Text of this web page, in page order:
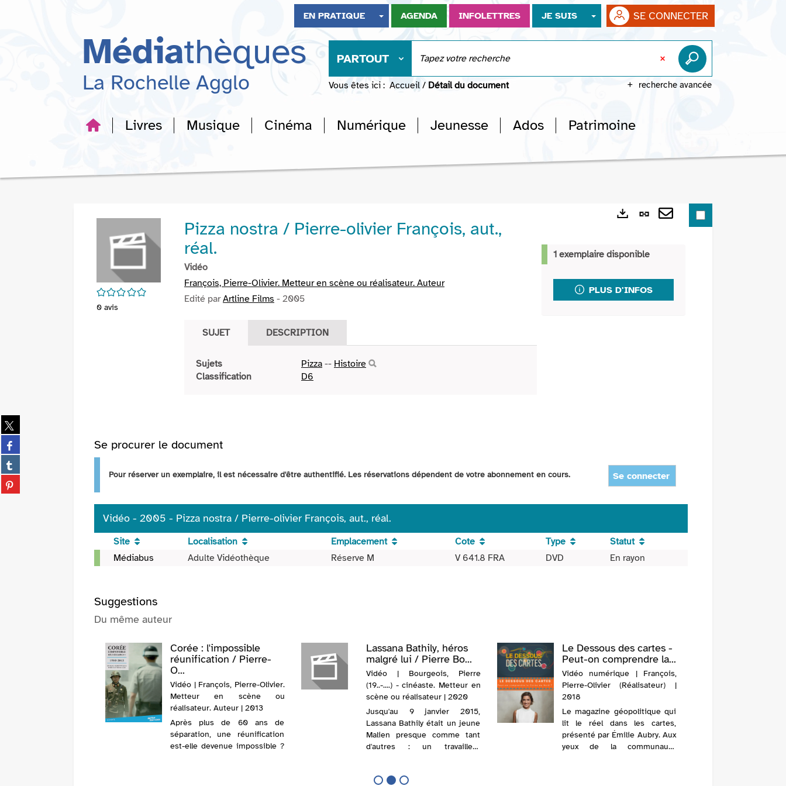
recherche
EN PRATIQUE AGENDA INFOLETTRES JE SUIS SE CONNECTER
Médiathèques
La Rochelle Agglo
PARTOUT
recherche avancée
Vous êtes ici : Accueil / Détail du document
Livres Musique Cinéma Numérique Jeunesse Ados Patrimoine
Partager
sur
twitter
(Nouvelle
fenêtre)
Partager
sur
facebook
(Nouvelle
fenêtre)
Partager
sur
tumblr
Partager
sur
/5
0 avis
Pizza nostra / Pierre-olivier François, aut.,
réal.
Vidéo
François, Pierre-Olivier. Metteur en scène ou réalisateur. Auteur
Edité parArtline Films - 2005
SUJET DESCRIPTION
Sujets Pizza -- Histoire
Classification
D6
Lien
fenêtre)
mail
1 exemplaire disponible
PLUS D'INFOS
Se procurer le document
Pour réserver un exemplaire, il est nécessaire d'être authentifié. Les réservations dépendent de votre abonnement en cours. Se connecter
Vidéo - 2005 - Pizza nostra / Pierre-olivier François, aut., réal.
Vidéo
-
Pizza
nostra
Pierre-
olivier
François,
aut.,
réal.
Site Localisation Emplacement Cote Type
Statut
Médiabus
Adulte Vidéothèque Réserve M V 641.8 FRA DVD En rayon
Suggestions
Du même auteur
Lassana Bathily, héros
malgré lui / Pierre Bo...
Vidéo | Bourgeois, Pierre
(19..-....) - cinéaste. Metteur en
scène ou réalisateur | 2020
Jusqu'au 9 janvier 2015,
Lassana Bathily était un jeune
Malien presque comme tant
d'autres : un travailleur
attend le renouvellement de
Le Dessous des cartes -
Peut-on comprendre la...
Vidéo numérique | François,
Pierre-Olivier (Réalisateur) |
2018
Le magazine géopolitique qui
lit le réel dans les cartes,
présenté par Émilie Aubry. Aux
yeux de la communauté
Corée : l'impossible
réunification / Pierre-
O...
Vidéo | François, Pierre-Olivier.
Metteur en scène ou
réalisateur. Auteur | 2013
Après plus de 60 ans de
séparation, une réunification
est-elle devenue impossible ?